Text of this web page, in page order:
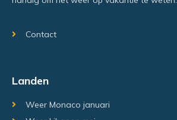
Contact
Landen
Weer Monaco januari